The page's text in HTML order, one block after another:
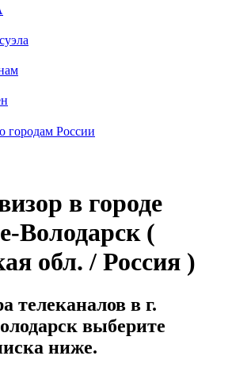
России
в городе
Володарск (
обл. / Россия )
телеканалов в г.
выберите
ниже.